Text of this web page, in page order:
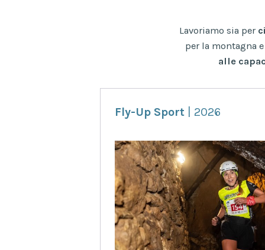
Lavoriamo sia per
per la montagna
alle
Fly-Up Sport | 2026